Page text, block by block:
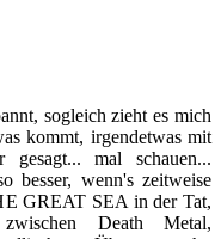
sogleich zieht es mich
kommt, irgendetwas mit
mal schauen...
besser, wenn's zeitweise
GREAT SEA in der Tat,
Death Metal,